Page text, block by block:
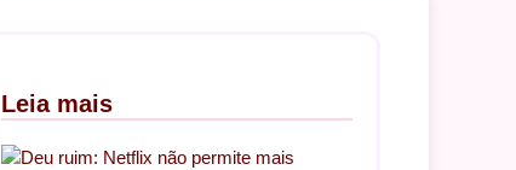
Leia mais